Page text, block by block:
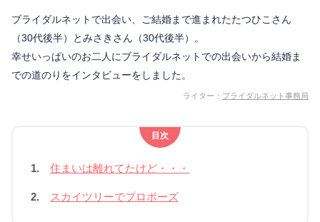
ブライダルネットで出会い、ご結婚まで進まれたたつひこさん
（30代後半）とみさきさん（30代後半）。
幸せいっぱいのお二人にブライダルネットでの出会いから結婚ま
での道のりをインタビューをしました。
ライター： ブライダルネット事務局
目次
1. 住まいは離れてたけど・・・
2. スカイツリーでプロポーズ